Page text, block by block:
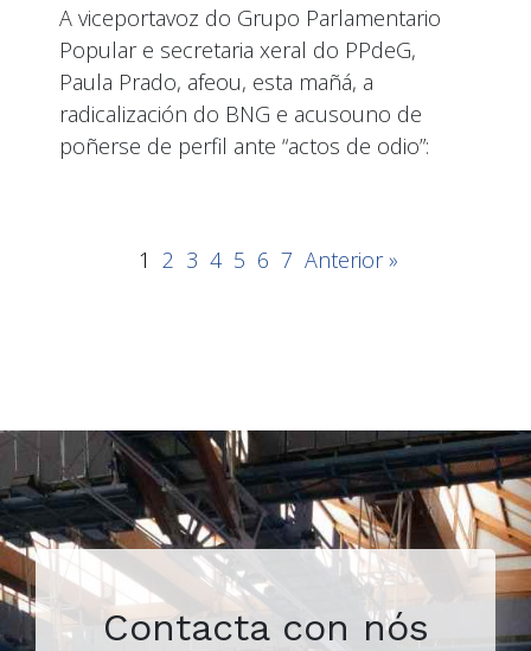
A viceportavoz do Grupo Parlamentario
Popular e secretaria xeral do PPdeG,
Paula Prado, afeou, esta mañá, a
radicalización do BNG e acusouno de
poñerse de perfil ante “actos de odio”:
1 2 3 4 5 6 7 Anterior »
Contacta con nós